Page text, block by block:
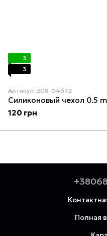
3
3
Артикул: 208-04672
Силиконовый чехол 0.5
120 грн
Полная